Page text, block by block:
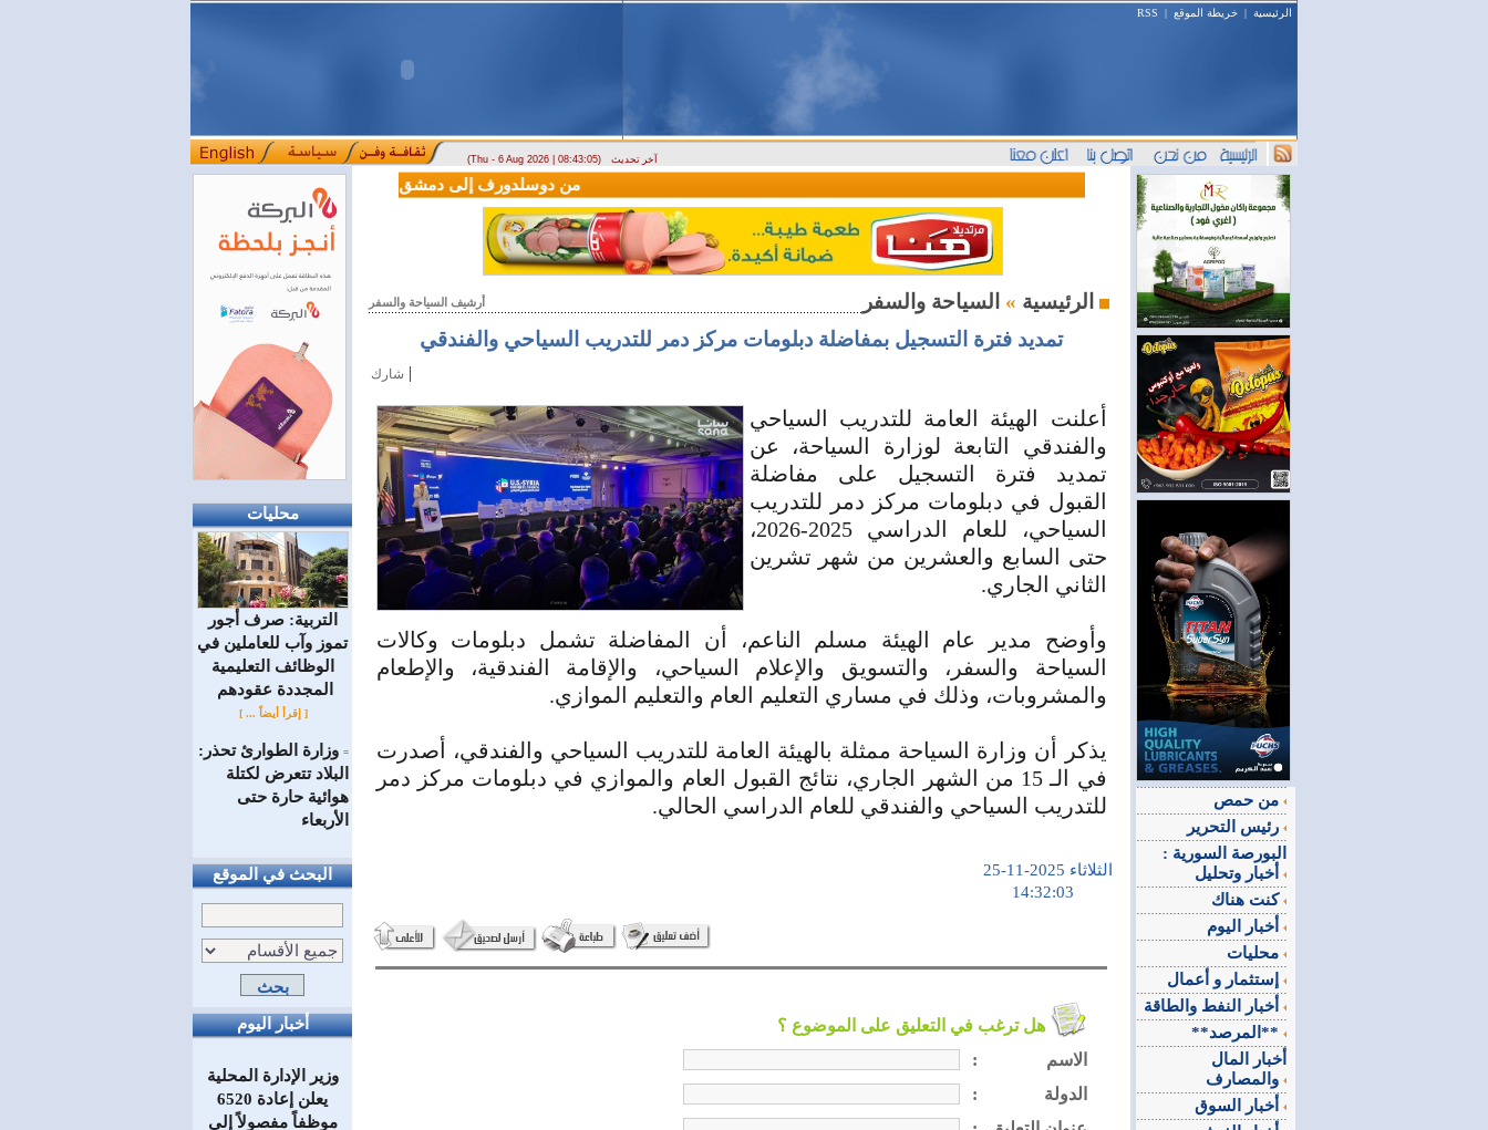
الرئيسية | خريطة الموقع |
RSS
(Thu - 6 Aug 2026 | 08:43:05) آخر تحديث
محليات
التربية: صرف أجور
تموز وآب للعاملين في
الوظائف ‏التعليمية
المجددة عقودهم ‏
[ إقرأ أيضاً ... ]
= وزارة الطوارئ تحذر:
البلاد تتعرض لكتلة
هوائية حارة حتى
الأربعاء
البحث في الموقع
أخبار اليوم
وزير الإدارة المحلية
يعلن إعادة 6520
موظفاً مفصولاً إلى
وصول أول رحلة لشركة LEAV Aviation من دوسلدورف إلى دمشق:::: المصرف التجاري السوري يمدّد ساعات العمل حتى
أرشيف السياحة والسفر الرئيسية »
تمديد فترة التسجيل بمفاضلة دبلومات مركز دمر للتدريب السياحي والفندقي
شارك |
أعلنت الهيئة العامة للتدريب السياحي
والفندقي التابعة لوزارة السياحة، عن
تمديد فترة التسجيل على مفاضلة
القبول في دبلومات مركز دمر للتدريب
السياحي، للعام الدراسي 2025-2026،
حتى السابع والعشرين من شهر تشرين
الثاني الجاري.
‏وأوضح مدير عام الهيئة مسلم الناعم، أن المفاضلة تشمل دبلومات وكالات
السياحة والسفر، والتسويق والإعلام السياحي، والإقامة الفندقية، والإطعام
والمشروبات، وذلك في مساري التعليم العام والتعليم الموازي.
‏يذكر أن وزارة السياحة ممثلة بالهيئة العامة للتدريب السياحي والفندقي، أصدرت
في الـ 15 من الشهر الجاري، نتائج القبول العام والموازي في دبلومات مركز دمر
للتدريب السياحي والفندقي للعام الدراسي الحالي.
الثلاثاء 2025-11-25
هل ترغب في التعليق على الموضوع ؟
:
الاسم
:
الدولة
البورصة السورية :
كنت هناك
**المرصد**
أخبار المال